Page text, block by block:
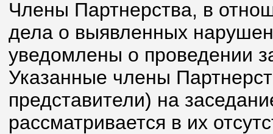
Члены Партнерства, в
дела о выявленных
уведомлены о проведении
Указанные члены
представители) на
рассматривается в их